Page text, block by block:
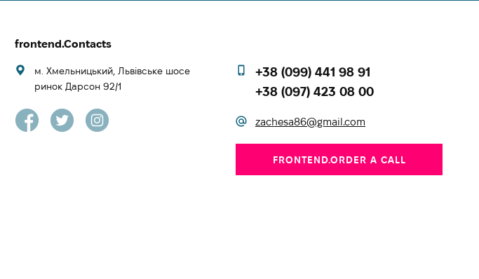
frontend.Contacts
м. Хмельницький, Львівське шосе
ринок Дарсон 92/1
+38 (099) 441 98 91
+38 (097) 423 08 00
zachesa86@gmail.com
FRONTEND.ORDER A CALL